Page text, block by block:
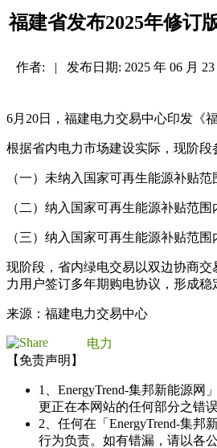
福建省发布2025年修订
作者: | 发布日期: 2025 年 06 月
6月20日，福建电力交易中心印发《
根据省内电力市场建设实际，现阶
（一）未纳入国家可再生能源补贴范
（二）纳入国家可再生能源补贴范
（三）纳入国家可再生能源补贴范
现阶段，省内绿电交易以双边协商
力用户签订多年期购电协议，形成稳
来源：福建电力交易中心
电力
【免责声明】
1、EnergyTrend-集邦新能源
更正在本网站的任何部分之错误
2、任何在「EnergyTrend-集
行为负责。如有错漏，请以各